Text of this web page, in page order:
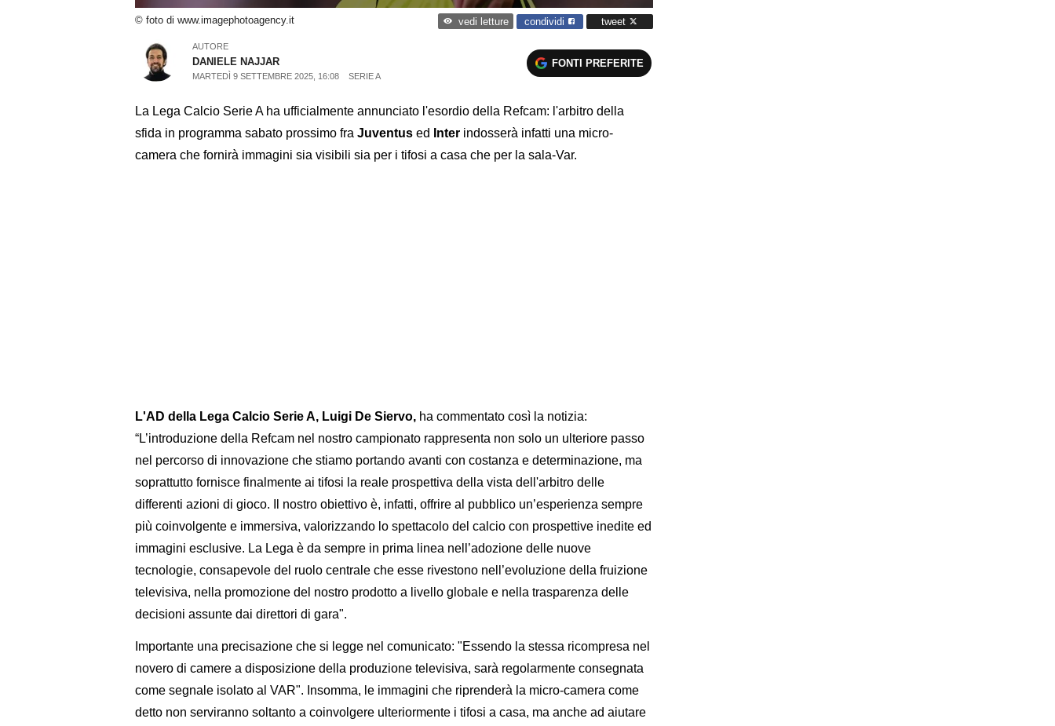
© foto di www.imagephotoagency.it vedi letture condividi tweet
AUTORE
DANIELE NAJJAR
MARTEDÌ 9 SETTEMBRE 2025, 16:08 SERIE A
FONTI PREFERITE
La Lega Calcio Serie A ha ufficialmente annunciato l'esordio della Refcam: l'arbitro della
sfida in programma sabato prossimo fra Juventus ed Inter indosserà infatti una micro-
camera che fornirà immagini sia visibili sia per i tifosi a casa che per la sala-Var.
L'AD della Lega Calcio Serie A, Luigi De Siervo, ha commentato così la notizia:
“L’introduzione della Refcam nel nostro campionato rappresenta non solo un ulteriore passo
nel percorso di innovazione che stiamo portando avanti con costanza e determinazione, ma
soprattutto fornisce finalmente ai tifosi la reale prospettiva della vista dell'arbitro delle
differenti azioni di gioco. Il nostro obiettivo è, infatti, offrire al pubblico un’esperienza sempre
più coinvolgente e immersiva, valorizzando lo spettacolo del calcio con prospettive inedite ed
immagini esclusive. La Lega è da sempre in prima linea nell’adozione delle nuove
tecnologie, consapevole del ruolo centrale che esse rivestono nell’evoluzione della fruizione
televisiva, nella promozione del nostro prodotto a livello globale e nella trasparenza delle
decisioni assunte dai direttori di gara".
Importante una precisazione che si legge nel comunicato: "Essendo la stessa ricompresa nel
novero di camere a disposizione della produzione televisiva, sarà regolarmente consegnata
come segnale isolato al VAR". Insomma, le immagini che riprenderà la micro-camera come
detto non serviranno soltanto a coinvolgere ulteriormente i tifosi a casa, ma anche ad aiutare